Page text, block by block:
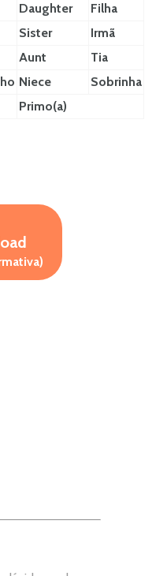
Daughter
Filha
Sister
Irmã
Aunt
Tia
Niece
Sobrinha
Primo(a)